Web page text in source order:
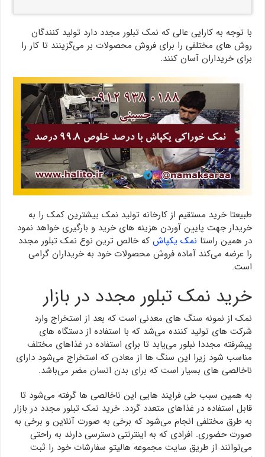
با توجه به کارایی عالی که نمک تبلور مجدد دارد تولید کنندگان
روش های مختلفی را برای فروش محصولات بر می‌گزینند تا کار را
برای خریداران آسان کنند.
طبیعتا خرید مستقیم از کارخانه تولید نمک بیشترین کمک را به
خریدار جهت پایین آوردن هزینه های خرید و بارگیری خواهد نمود
در همین راستا نمک یکپاش که خالص ترین نوع نمک تبلور مجدد
را عرضه می‌کند آماده فروش محصولات خود به خریداران گرامی
است.
خرید نمک تبلور مجدد در بازار
نمک از نمونه سنگ های معدنی است که بعد از استخراج وارد
شرکت های تولید کننده می‌شد که با استفاده از دستگاه های
پیشرفته مجددا نبلور می‌یابد تا برای استفاده در غذاهای مختلف
مناسب شود زیرا این سنگ ها از معادن که استخراج می‌شود دارای
ناخالصی های بسیار است که برای بدن انسان مضر می‌باشد.
به همین سبب طی فرایند هایی این ناخالصی ها گرفته می‌شود تا
قابل استفاده در غذاهای متعدد گردد. خرید نمک تبلور مجدد در بازار
به طرق مختلفی انجام می‌شود که برخی به صورت آنلاین و برخی به
صورت حضوری. افرادی که به اینترنتی دسترسی دارند به راحتی
می‌توانند از طریق سایت مجموعه هالیتو سفارشات خود را ثبت